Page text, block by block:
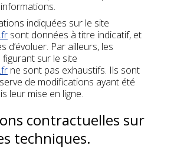
indiquées sur le site
sont données à titre indicatif, et
d’évoluer. Par ailleurs, les
sur le site
ne sont pas exhaustifs. Ils sont
de modifications ayant été
leur mise en ligne.
contractuelles sur
techniques.